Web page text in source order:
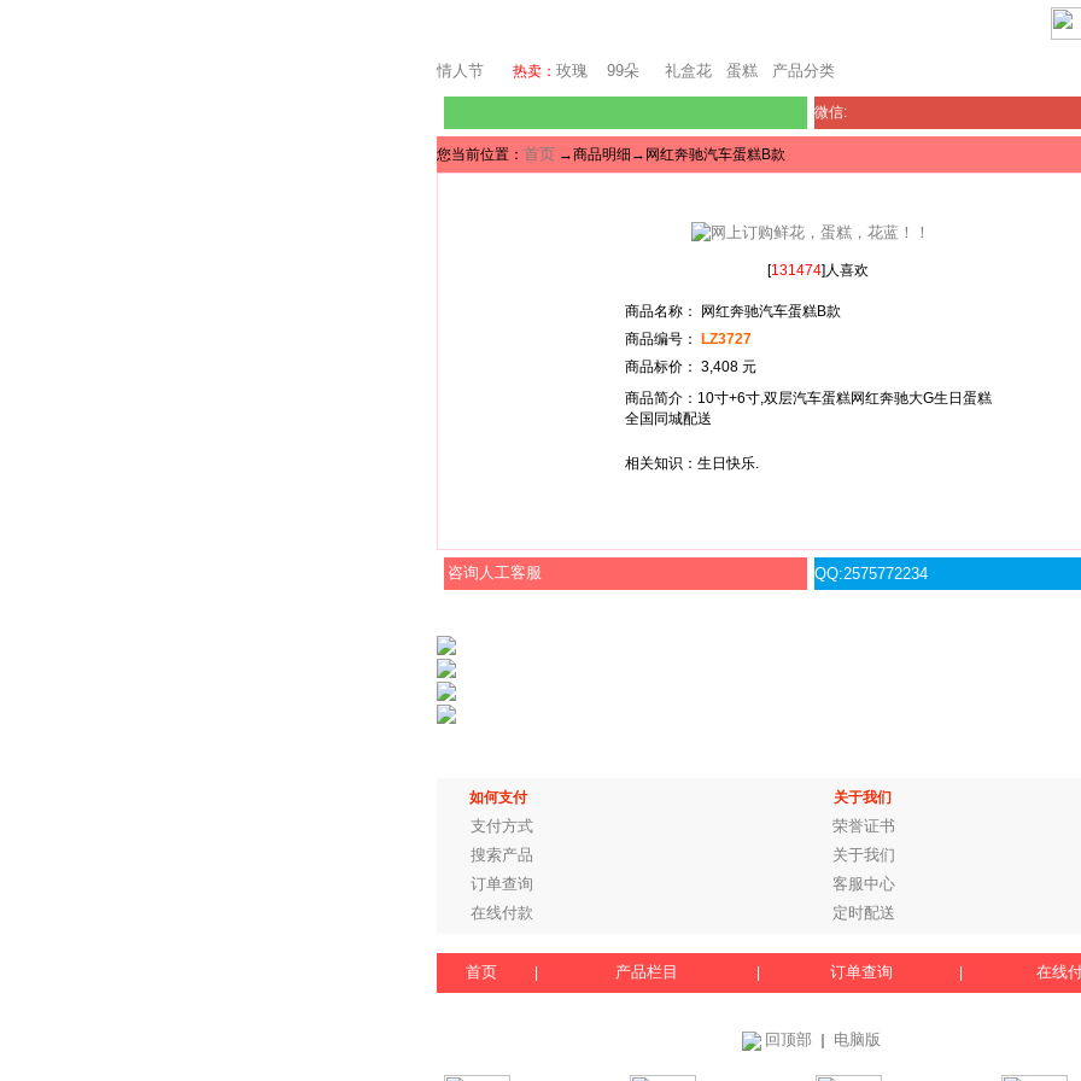
情人节 热卖： 玫瑰 99朵 礼盒花 蛋糕 产品分类
微信:
您当前位置： 首页 →商品明细→网红奔驰汽车蛋糕B款
[131474]人喜欢
商品名称： 网红奔驰汽车蛋糕B款
商品编号：
LZ3727
商品标价： 3,408 元
商品简介：10寸+6寸,双层汽车蛋糕网红奔驰大G生日蛋糕
全国同城配送
相关知识：生日快乐.
咨询人工客服 QQ:2575772234
如何支付 关于我们
支付方式
荣誉证书
搜索产品
关于我们
订单查询
客服中心
在线付款
定时配送
首页 产品栏目 订单查询 在线
回顶部 电脑版